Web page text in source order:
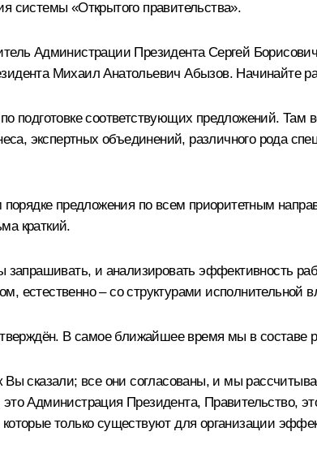
системы «Открытого правительства».
Администрации Президента Сергей
Михаил Анатольевич Абызов. Начинайте
подготовке соответствующих предложений.
экспертных объединений, различного рода
предложения по всем приоритетным
краткий.
и анализировать эффективность
естественно – со структурами исполнительной
В самое ближайшее время мы в составе
сказали; все они согласованы, и мы
Администрация Президента, Правительство,
только существуют для организации